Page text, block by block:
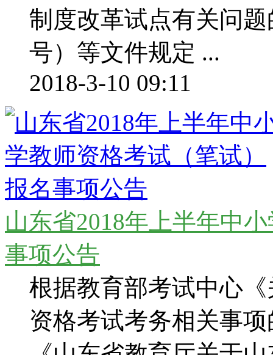
制度改革试点有关问
号）等文件规定 ...
2018-3-10 09:11
山东省2018年上半年中
事项公告
根据教育部考试中心
资格考试考务相关事